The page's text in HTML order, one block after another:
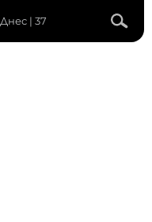
Днес | 37